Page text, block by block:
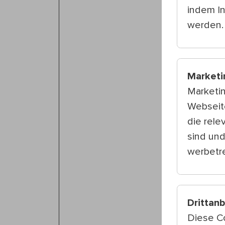
indem
werden.
die
sind
Diese